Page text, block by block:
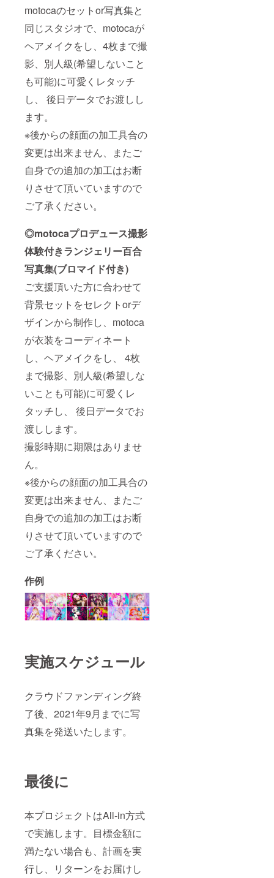
motocaのセットor写真集と
同じスタジオで、motocaが
ヘアメイクをし、4枚まで撮
影、別人級(希望しないこと
も可能)に可愛くレタッチ
し、 後日データでお渡しし
ます。
※後からの顔面の加工具合の
変更は出来ません、またご
自身での追加の加工はお断
りさせて頂いていますので
ご了承ください。
◎motocaプロデュース撮影
体験付きランジェリー百合
写真集(ブロマイド付き)
ご支援頂いた方に合わせて
背景セットをセレクトorデ
ザインから制作し、motoca
が衣装をコーディネート
し、ヘアメイクをし、 4枚
まで撮影、別人級(希望しな
いことも可能)に可愛くレ
タッチし、 後日データでお
渡しします。
撮影時期に期限はありませ
ん。
※後からの顔面の加工具合の
変更は出来ません、またご
自身での追加の加工はお断
りさせて頂いていますので
ご了承ください。
作例
実施スケジュール
クラウドファンディング終
了後、2021年9月までに写
真集を発送いたします。
最後に
本プロジェクトはAll-in方式
で実施します。目標金額に
満たない場合も、計画を実
行し、リターンをお届けし